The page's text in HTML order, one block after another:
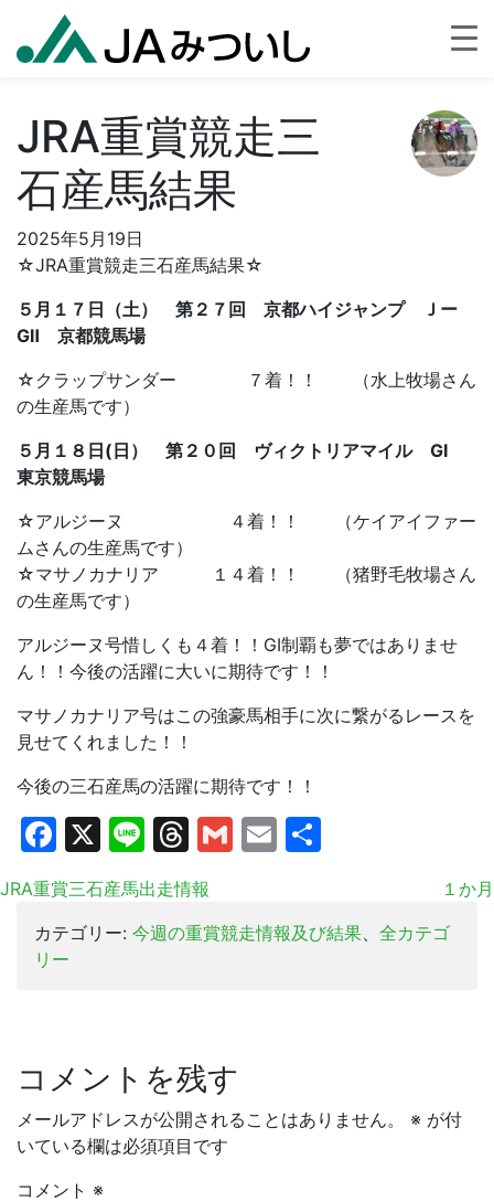
JRA重賞競走三
石産馬結果
2025年5月19日
☆JRA重賞競走三石産馬結果☆
５月１７日（土） 第２７回 京都ハイジャンプ Ｊー
GⅡ 京都競馬場
☆クラップサンダー ７着！！ （水上牧場さん
の生産馬です）
５月１８日(日） 第２０回 ヴィクトリアマイル GⅠ
東京競馬場
☆アルジーヌ ４着！！ （ケイアイファー
ムさんの生産馬です）
☆マサノカナリア １４着！！ （猪野毛牧場さん
の生産馬です）
アルジーヌ号惜しくも４着！！GⅠ制覇も夢ではありませ
ん！！今後の活躍に大いに期待です！！
マサノカナリア号はこの強豪馬相手に次に繋がるレースを
見せてくれました！！
今後の三石産馬の活躍に期待です！！
Facebook
X LineThreads
Gmail
Email
JRA重賞三石産馬出走情報
１か月
カテゴリー: 今週の重賞競走情報及び結果、 全カテゴ
リー
コメントを残す
メールアドレスが公開されることはありません。 ※ が付
いている欄は必須項目です
コメント ※